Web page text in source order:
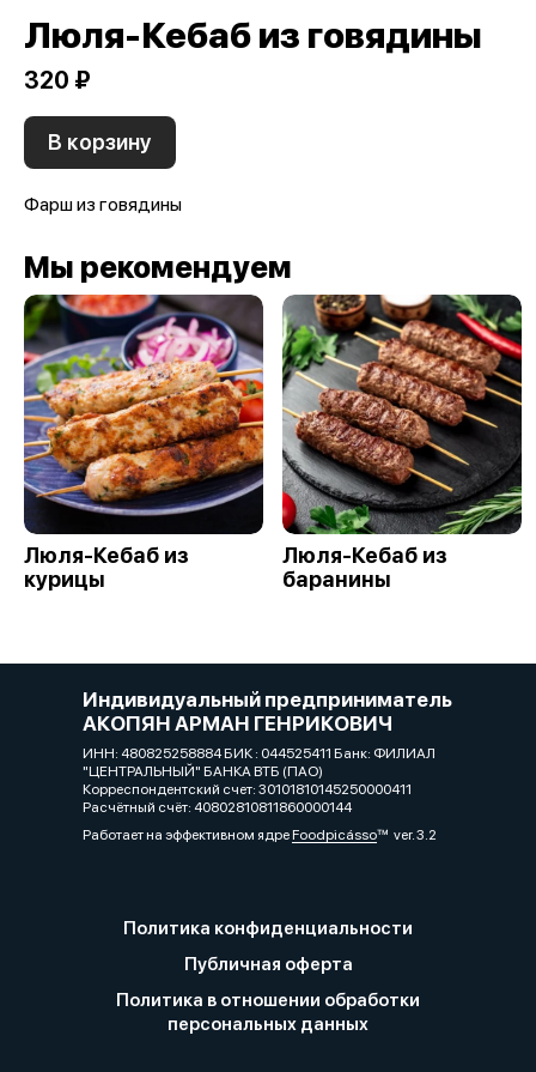
Люля-Кебаб из говядины
320 ₽
В корзину
Фарш из говядины
Мы рекомендуем
Люля-Кебаб из
курицы
Люля-Кебаб из
баранины
Индивидуальный предприниматель
АКОПЯН АРМАН ГЕНРИКОВИЧ
ИНН: 480825258884 БИК : 044525411 Банк: ФИЛИАЛ
"ЦЕНТРАЛЬНЫЙ" БАНКА ВТБ (ПАО)
Корреспондентский счет: 30101810145250000411
Расчётный счёт: 40802810811860000144
Работает на эффективном ядреFoodpicássover. 3.2
Политика конфиденциальности
Публичная оферта
Политика в отношении обработки
персональных данных